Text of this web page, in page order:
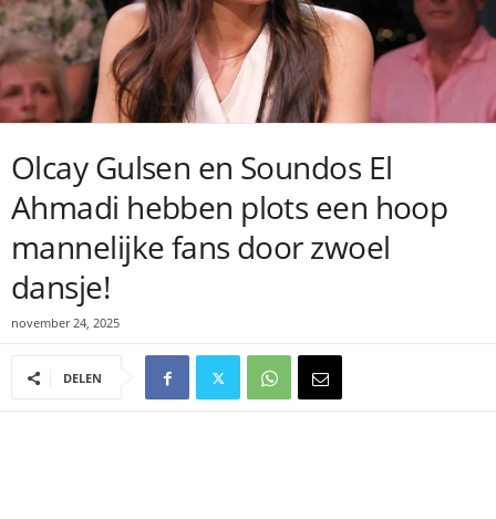
Olcay Gulsen en Soundos El
Ahmadi hebben plots een hoop
mannelijke fans door zwoel
dansje!
november 24, 2025
DELEN